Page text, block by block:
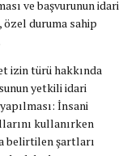
ve başvurunun idari
duruma sahip
izin türü hakkında
yetkili idari
İnsani
kullanırken
belirtilen şartları